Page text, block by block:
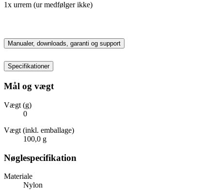
1x urrem (ur medfølger ikke)
Manualer, downloads, garanti og support
Specifikationer
Mål og vægt
Vægt (g)
0
Vægt (inkl. emballage)
100,0 g
Nøglespecifikation
Materiale
Nylon